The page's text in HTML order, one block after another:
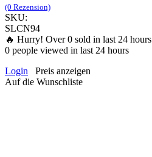
(0 Rezension)
SKU:
SLCN94
🔥 Hurry! Over0 sold in last 24 hours
0 people viewed in last 24 hours
Login
Preis anzeigen
Auf die Wunschliste